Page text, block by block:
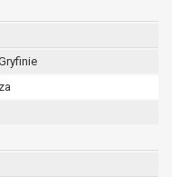
odbiorcom lub
osobowych.
dane
na
odbioru danych